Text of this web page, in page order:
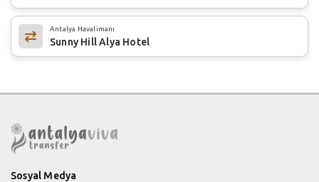
Antalya Havalimanı
Sunny Hill Alya Hotel
Sosyal Medya